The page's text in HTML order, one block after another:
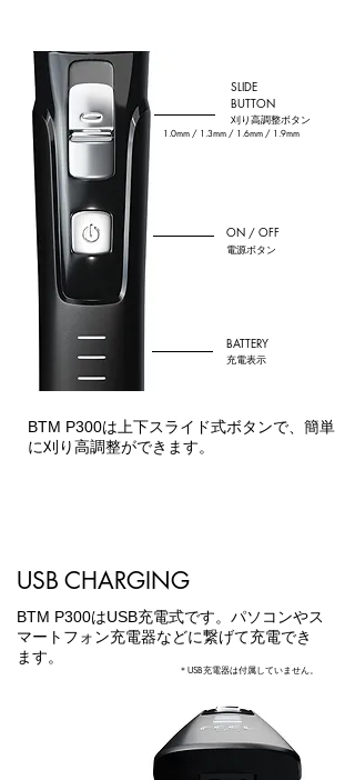
SLIDE
BUTTON
刈り高調整ボタン
1.0mm / 1.3mm / 1.6mm / 1.9mm
ON / OFF
電源ボタン
BATTERY
充電表示
BTM P300は上下スライド式ボタンで、簡単
に刈り高調整ができます。
USB CHARGING
BTM P300はUSB充電式です。パソコンやス
マートフォン充電器などに繋げて充電でき
ます。
＊USB充電器は付属していません。